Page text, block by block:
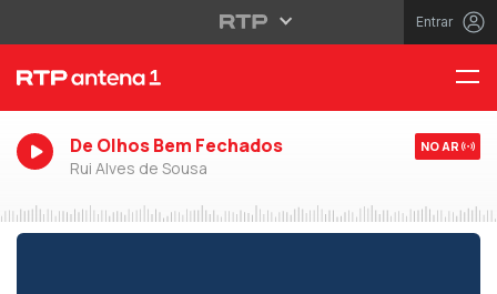
Entrar
De Olhos Bem Fechados
Rui Alves de Sousa
NO AR